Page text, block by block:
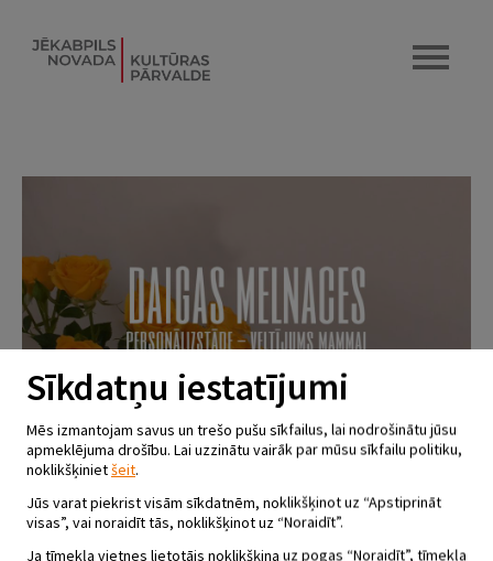
Sīkdatņu iestatījumi
Mēs izmantojam savus un trešo pušu sīkfailus, lai nodrošinātu jūsu
apmeklējuma drošību. Lai uzzinātu vairāk par mūsu sīkfailu politiku,
noklikšķinietšeit.
Jūs varat piekrist visām sīkdatnēm, noklikšķinot uz “Apstiprināt
visas”, vai noraidīt tās, noklikšķinot uz “Noraidīt”.
Ja tīmekļa vietnes lietotājs noklikšķina uz pogas “Noraidīt”, tīmekļa